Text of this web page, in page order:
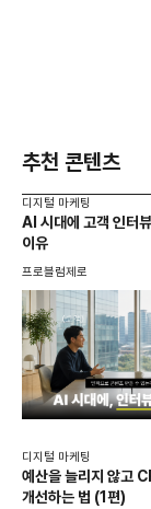
추천 콘텐츠
디지털 마케팅
AI 시대에 고객 인터
이유
프로블럼제로
디지털 마케팅
예산을 늘리지 않고
개선하는 법 (1편)